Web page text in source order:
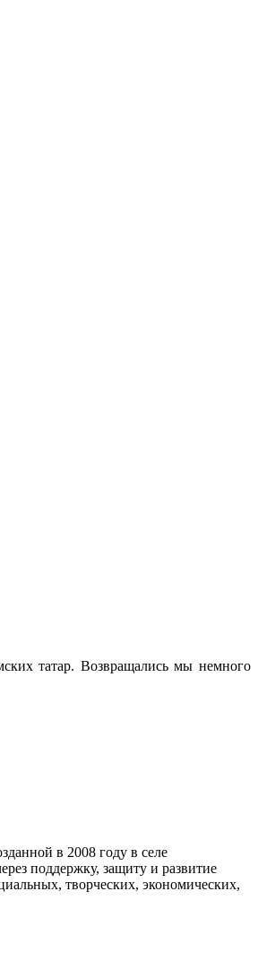
татар. Возвращались мы немного
в 2008 году в селе
поддержку, защиту и развитие
творческих, экономических,